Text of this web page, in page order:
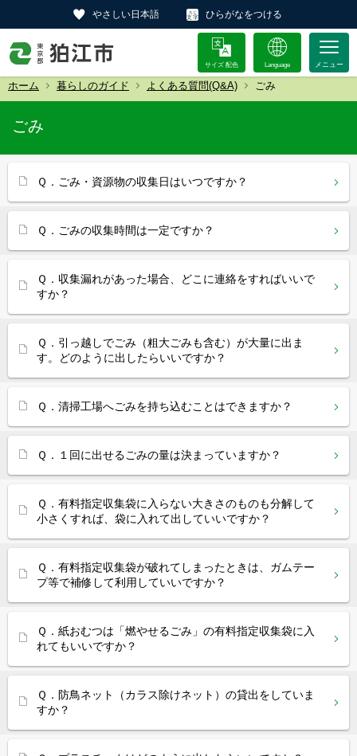
やさしい日本語 ひらがなをつける
サイズ 配色 Language
ホーム 暮らしのガイド よくある質問(Q&A) ごみ
ごみ
Ｑ．ごみ・資源物の収集日はいつですか？
Ｑ．ごみの収集時間は一定ですか？
Ｑ．収集漏れがあった場合、どこに連絡をすればいいで
すか？
Ｑ．引っ越しでごみ（粗大ごみも含む）が大量に出ま
す。どのように出したらいいですか？
Ｑ．清掃工場へごみを持ち込むことはできますか？
Ｑ．１回に出せるごみの量は決まっていますか？
Ｑ．有料指定収集袋に入らない大きさのものも分解して
小さくすれば、袋に入れて出していいですか？
Ｑ．有料指定収集袋が破れてしまったときは、ガムテー
プ等で補修して利用していいですか？
Ｑ．紙おむつは「燃やせるごみ」の有料指定収集袋に入
れてもいいですか？
Ｑ．防鳥ネット（カラス除けネット）の貸出をしていま
すか？